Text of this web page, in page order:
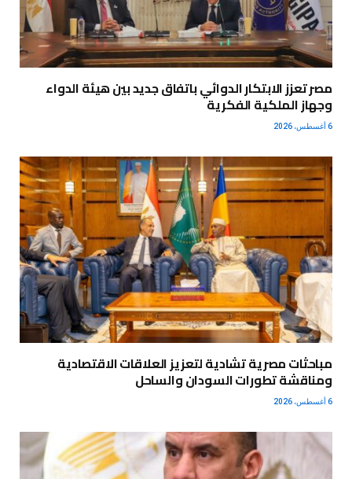
مصر تعزز الابتكار الدوائي باتفاق جديد بين هيئة الدواء
وجهاز الملكية الفكرية
6 أغسطس، 2026
مباحثات مصرية تشادية لتعزيز العلاقات الاقتصادية
ومناقشة تطورات السودان والساحل
6 أغسطس، 2026